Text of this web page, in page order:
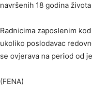
navršenih 18 godina
Radnicima zaposlenim
ukoliko poslodavac
se ovjerava na period od
(FENA)